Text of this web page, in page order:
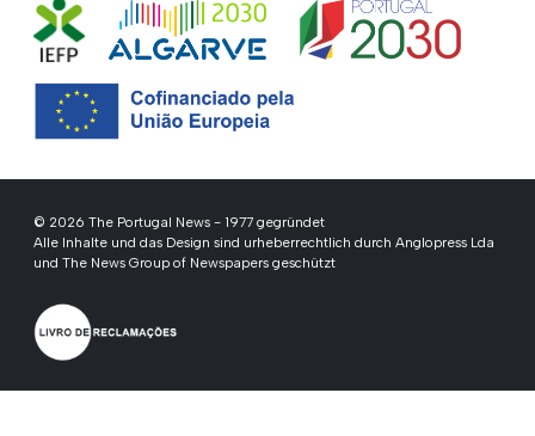
© 2026 The Portugal News - 1977 gegründet
Alle Inhalte und das Design sind urheberrechtlich durch Anglopress Lda
und The News Group of Newspapers geschützt